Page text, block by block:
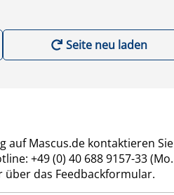
Seite neu laden
auf Mascus.de kontaktieren Sie
+49 (0) 40 688 9157-33 (Mo.
über das Feedbackformular.